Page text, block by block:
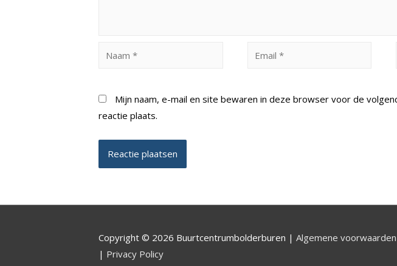
Mijn naam, e-mail en site bewaren in deze browser voor de
reactie plaats.
Copyright © 2026 Buurtcentrumbolderburen | Algemene voorwaarden
| Privacy Policy